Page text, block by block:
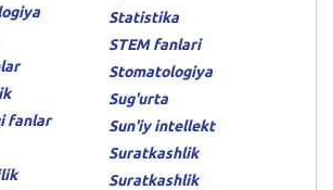
fanlar
Statistika
STEM fanlari
Stomatologiya
Sug'urta
Sun'iy intellekt
Suratkashlik
Suratkashlik